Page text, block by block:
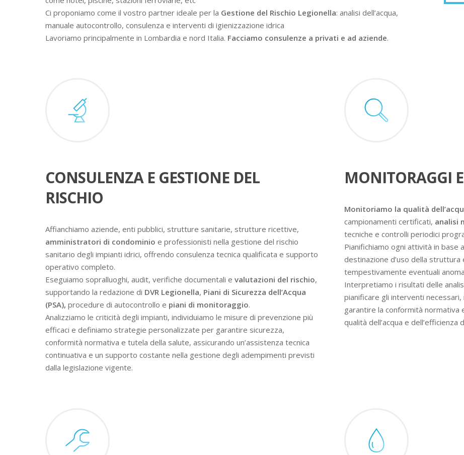
Ci proponiamo come il vostro partner ideale per la Gestione del Rischio Legionella: analisi dell’acqua,
manuale autocontrollo, consulenza e interventi di igienizzazione idrica
Lavoriamo principalmente in Lombardia e nord Italia. Facciamo consulenze a privati e ad aziende.
CONSULENZA E GESTIONE DEL
RISCHIO
Affianchiamo aziende, enti pubblici, strutture sanitarie, strutture ricettive,
amministratori di condominio e professionisti nella gestione del rischio
sanitario degli impianti idrici, offrendo consulenza tecnica qualificata e supporto
operativo completo.
Eseguiamo sopralluoghi, audit, verifiche documentali evalutazioni del rischio,
supportando la redazione di DVR Legionella, Piani di Sicurezza dell’Acqua
(PSA), procedure di autocontrollo e piani di monitoraggio.
Analizziamo le criticità degli impianti, individuiamo le misure di prevenzione più
efficaci e definiamo strategie personalizzate per garantire sicurezza,
conformità normativa e tutela della salute, assicurando un’assistenza tecnica
continuativa e un supporto costante nella gestione degli adempimenti previsti
dalla legislazione vigente.
MONITORAGGI
Monitoriamo la qualità
campionamenti certificati, analisi
tecniche e controlli periodici
Pianifichiamo ogni attività in base
destinazione d’uso della
tempestivamente eventuali
Interpretiamo i risultati delle
pianificare gli interventi
garantire la conformità normativa
qualità dell’acqua e